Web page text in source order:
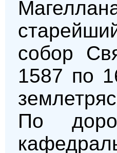
собор
1587 по
По